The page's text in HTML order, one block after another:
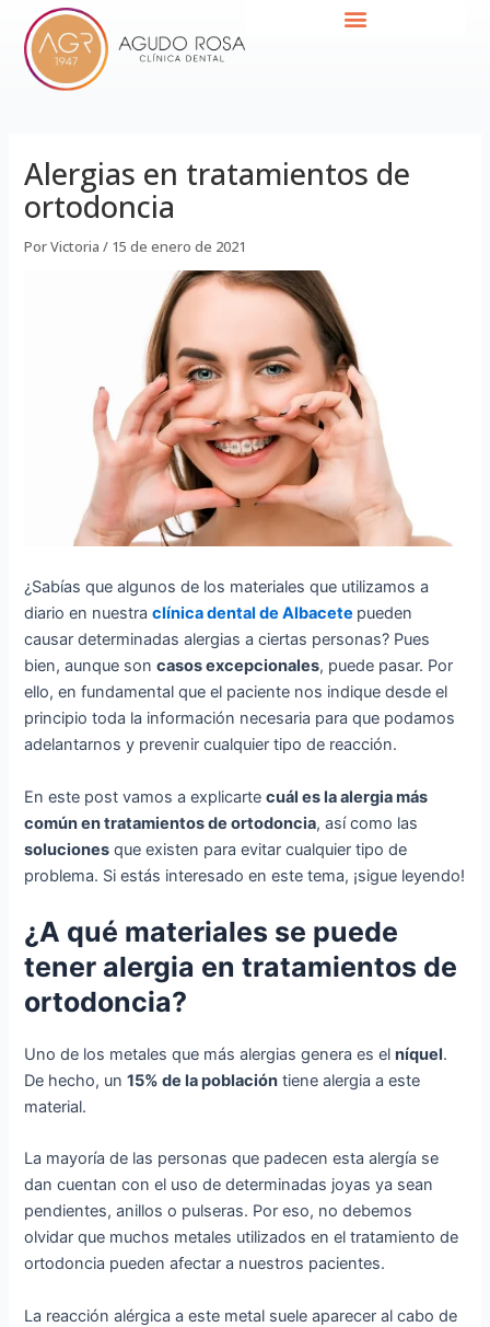
contenido
Alergias en tratamientos de
ortodoncia
PorVictoria/ 15 de enero de 2021
¿Sabías que algunos de los materiales que utilizamos a
diario en nuestraclínica dental de Albacete pueden
causar determinadas alergias a ciertas personas? Pues
bien, aunque soncasos excepcionales, puede pasar. Por
ello, en fundamental que el paciente nos indique desde el
principio toda la información necesaria para que podamos
adelantarnos y prevenir cualquier tipo de reacción.
En este post vamos a explicartecuál es la alergia más
común en tratamientos de ortodoncia, así como las
soluciones que existen para evitar cualquier tipo de
problema. Si estás interesado en este tema, ¡sigue leyendo!
¿A qué materiales se puede
tener alergia en tratamientos de
ortodoncia?
Uno de los metales que más alergias genera es elníquel.
De hecho, un15% de la población tiene alergia a este
material.
La mayoría de las personas que padecen esta alergía se
dan cuentan con el uso de determinadas joyas ya sean
pendientes, anillos o pulseras. Por eso, no debemos
olvidar que muchos metales utilizados en el tratamiento de
ortodoncia pueden afectar a nuestros pacientes.
La reacción alérgica a este metal suele aparecer al cabo de
Navegación
de
entradas